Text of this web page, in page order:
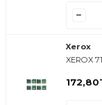
Xerox
XEROX
172,80